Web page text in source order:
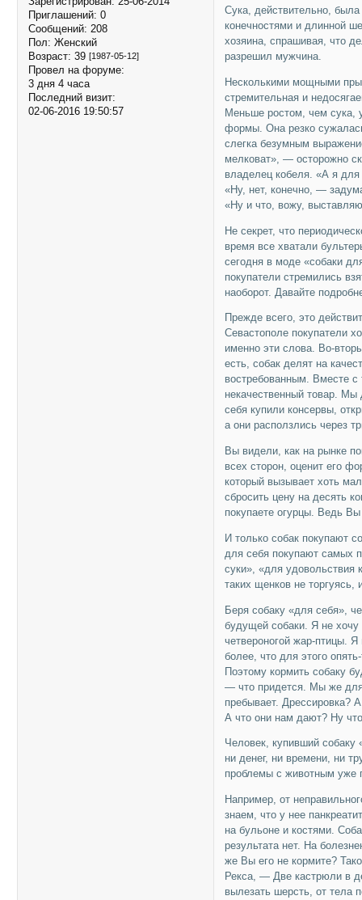
Приглашений: 0
Сообщений: 208
Пол: Женский
Возраст: 39 [1987-05-12]
Провел на форуме:
3 дня 4 часа
Последний визит:
02-06-2016 19:50:57
Сука, действительно,
конечностями и длинной
хозяина, спрашивая, что
разрешил мужчина.
Несколькими мощными
стремительная и
Меньше ростом, чем сука,
формы. Она резко
слегка безумным
мелковат», — осторожно
владелец кобеля. «А я
«Ну, нет, конечно, —
«Ну и что, вожу,
Не секрет, что
время все хватали
сегодня в моде «собаки
покупатели стремились
наоборот. Давайте
Прежде всего, это
Севастополе покупатели
именно эти слова. Во-
есть, собак делят на
востребованным. Вместе
некачественный товар.
себя купили консервы,
а они расползлись через
Вы видели, как на рынке
всех сторон, оценит его
который вызывает хоть
сбросить цену на десять
покупаете огурцы. Ведь
И только собак покупают
для себя покупают самых
суки», «для удовольствия
таких щенков не торгуясь,
Беря собаку «для себя»,
будущей собаки. Я не хочу
четвероногой жар-птицы.
более, что для этого
Поэтому кормить собаку
— что придется. Мы же для
пребывает. Дрессировка?
А что они нам дают? Ну
Человек, купивший собаку
ни денег, ни времени, ни
проблемы с животным уже
Например, от
знаем, что у нее
на бульоне и костями.
результата нет. На
же Вы его не кормите?
Рекса, — Две кастрюли в
вылезать шерсть, от тела